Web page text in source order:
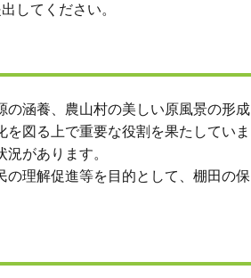
してください。
涵養、農山村の美しい原風景の形成
図る上で重要な役割を果たしていま
があります。
理解促進等を目的として、棚田の保